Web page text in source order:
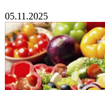
05.11.2025